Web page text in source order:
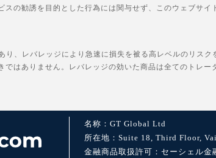
スの勧誘を目的とした行為には関与せず、このウェブサイ
り、レバレッジにより急速に損失を被る高レベルのリス
ではありません。レバレッジの効いた商品は全てのトレ
名称：GT Global Ltd
所在地：Suite 18, Third Floor,
金融商品取扱許可：セーシェル